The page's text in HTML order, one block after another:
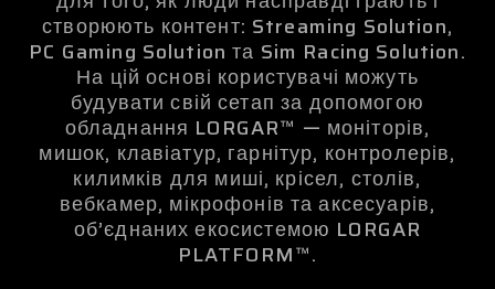
створюють контент: Streaming Solution,
PC Gaming Solution та Sim Racing Solution.
На цій основі користувачі можуть
будувати свій сетап за допомогою
обладнання LORGAR™ — моніторів,
мишок, клавіатур, гарнітур, контролерів,
килимків для миші, крісел, столів,
вебкамер, мікрофонів та аксесуарів,
об’єднаних екосистемою LORGAR
PLATFORM™.